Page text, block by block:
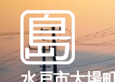
テ
ン